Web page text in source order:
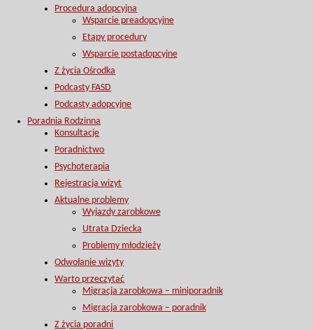
Procedura adopcyjna
Wsparcie preadopcyjne
Etapy procedury
Wsparcie postadopcyjne
Z życia Ośrodka
Podcasty FASD
Podcasty adopcyjne
Poradnia Rodzinna
Konsultacje
Poradnictwo
Psychoterapia
Rejestracja wizyt
Aktualne problemy
Wyjazdy zarobkowe
Utrata Dziecka
Problemy młodzieży
Odwołanie wizyty
Warto przeczytać
Migracja zarobkowa – miniporadnik
Migracja zarobkowa – poradnik
Z życia poradni